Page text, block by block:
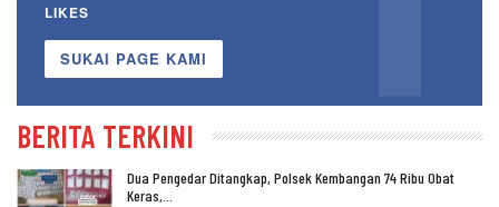
LIKES
SUKAI PAGE KAMI
BERITA TERKINI
Dua Pengedar Ditangkap, Polsek Kembangan 74 Ribu Obat
Keras,…